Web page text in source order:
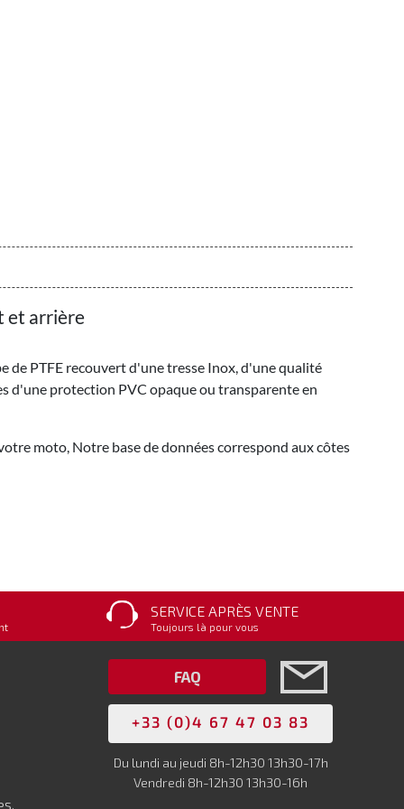
et arrière
de PTFE recouvert d'une tresse Inox, d'une qualité
d'une protection PVC opaque ou transparente en
moto, Notre base de données correspond aux côtes
SERVICE APRÈS VENTE
Toujours là pour vous
FAQ
+33 (0)4 67 47 03 83
Du lundi au jeudi 8h-12h30 13h30-17h
Vendredi 8h-12h30 13h30-16h